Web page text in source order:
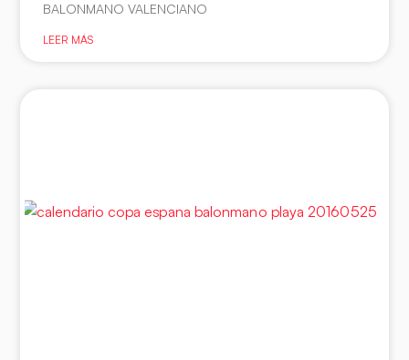
BALONMANO VALENCIANO
LEER MÁS